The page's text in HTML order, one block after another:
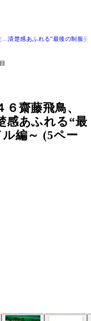
清楚感あふれる“最後の制服姿
６齋藤飛鳥、
感あふれる“最
編～ (5ペー